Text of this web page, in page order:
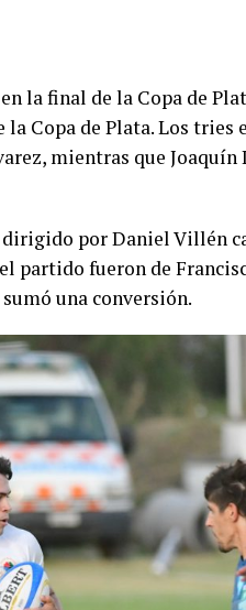
la final de la Copa de
la Copa de Plata. Los
mientras que Joaquín
por Daniel Villén
partido fueron de
una conversión.